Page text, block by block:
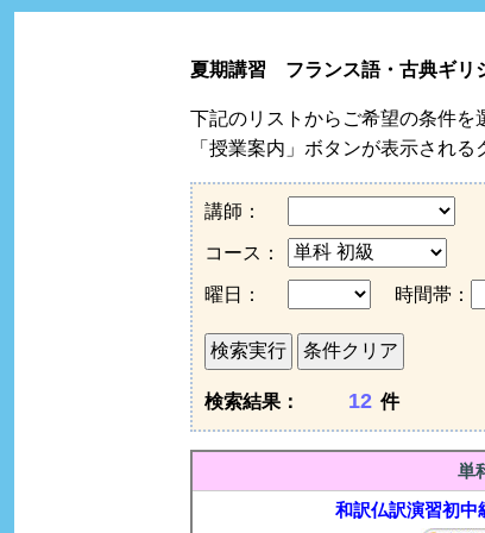
夏期講習 フランス語・古典ギリ
下記のリストからご希望の条件を
「授業案内」ボタンが表示され
講師：
コース：
曜日： 時間帯：
検索結果： 件
単
和訳仏訳演習初中